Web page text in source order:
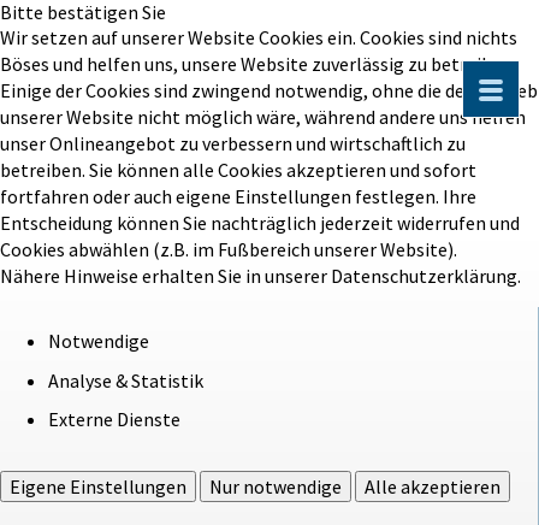
Bitte bestätigen Sie
Wir setzen auf unserer Website Cookies ein. Cookies sind nichts
Böses und helfen uns, unsere Website zuverlässig zu betreiben.
Einige der Cookies sind zwingend notwendig, ohne die der Betrieb
unserer Website nicht möglich wäre, während andere uns helfen
unser Onlineangebot zu verbessern und wirtschaftlich zu
betreiben. Sie können alle Cookies akzeptieren und sofort
fortfahren oder auch eigene Einstellungen festlegen. Ihre
Entscheidung können Sie nachträglich jederzeit widerrufen und
Cookies abwählen (z.B. im Fußbereich unserer Website).
Nähere Hinweise erhalten Sie in unserer Datenschutzerklärung.
Notwendige
Analyse & Statistik
Externe Dienste
Eigene Einstellungen Nur notwendige Alle akzeptieren